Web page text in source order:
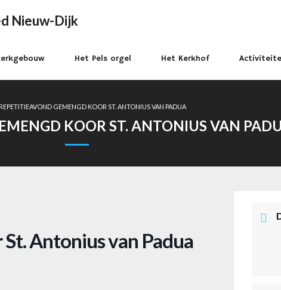
Nieuw-Dijk
Het Pels orgel Het Kerkhof
REPETITIEAVOND GEMENGD KOOR ST. ANTONIUS VAN PADUA
KOOR ST. ANTONIUS VAN
Antonius van Padua